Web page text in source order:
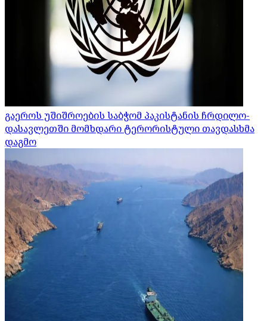
გაეროს უშიშროების საბჭომ პაკისტანის ჩრდილო-
დასავლეთში მომხდარი ტერორისტული თავდასხმა
დაგმო